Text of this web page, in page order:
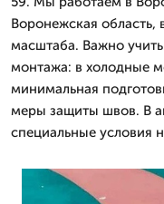
Воронежская
масштаба. Важно
монтажа: в холодные
минимальная
меры защиты швов. В
специальные условия